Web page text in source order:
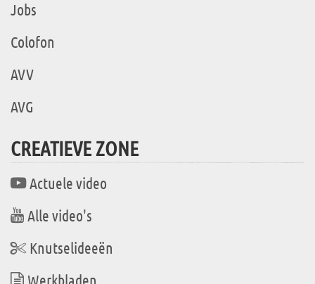
Jobs
Colofon
AVV
AVG
CREATIEVE ZONE
Actuele video
Alle video's
Knutselideeën
Werkbladen